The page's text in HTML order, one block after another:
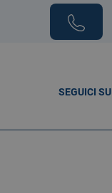
SEGUICI SU